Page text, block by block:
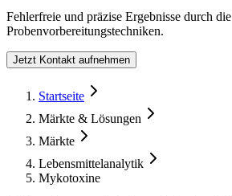
Fehlerfreie und präzise Ergebnisse durch
Probenvorbereitungstechniken.
Jetzt Kontakt aufnehmen
Form Dialog
Startseite
Märkte & Lösungen
Märkte
Lebensmittelanalytik
Mykotoxine